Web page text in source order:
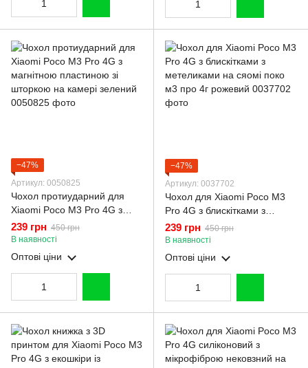
−47%
Артикул: 0050825
Чохол протиударний для
Xiaomi Poco M3 Pro 4G з
магнітною пластиною зі
шторкою на камері зелений
239 грн 450 грн
В наявності
Оптові ціни
−47%
Артикул: 0037702
Чохол для Xiaomi Poco M3
Pro 4G з блискітками з
метеликами на сяомі поко
м3 про 4г рожевий
239 грн 450 грн
В наявності
Оптові ціни